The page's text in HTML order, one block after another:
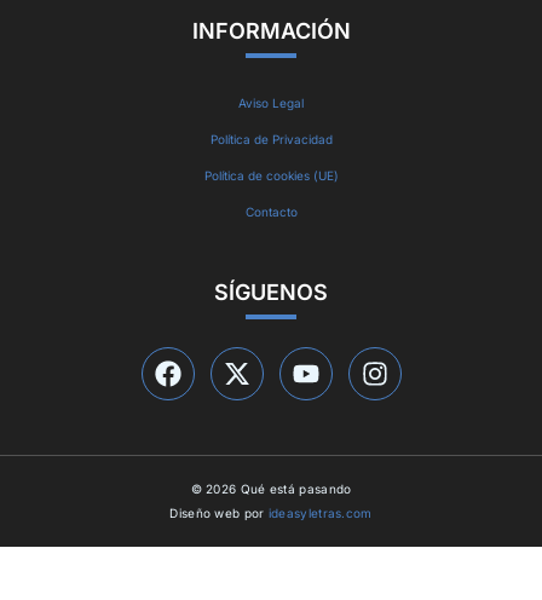
INFORMACIÓN
Aviso Legal
Política de Privacidad
Política de cookies (UE)
Contacto
SÍGUENOS
© 2026 Qué está pasando
Diseño web por ideasyletras.com